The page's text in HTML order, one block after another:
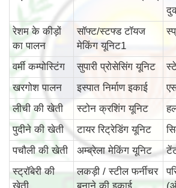
रेशम के कीड़ों
का पालन
सॉफ्ट/स्टफ्ड टॉयज
मेकिंग यूनिट1
वर्मी कम्पोस्टिंग सुपारी प्रोसेसिंग यूनिट
खरगोश पालन
इस्पात निर्माण इकाई
लीची की खेती
स्टोन क्रशिंग यूनिट
पुदीने की खेती
टायर रिट्रेडिंग यूनिट
पचौली की खेती
अम्ब्रेला मेकिंग यूनिट
स्ट्रॉबेरी की
खेती
लकड़ी / स्टील फर्नीचर
बनाने की इकाई